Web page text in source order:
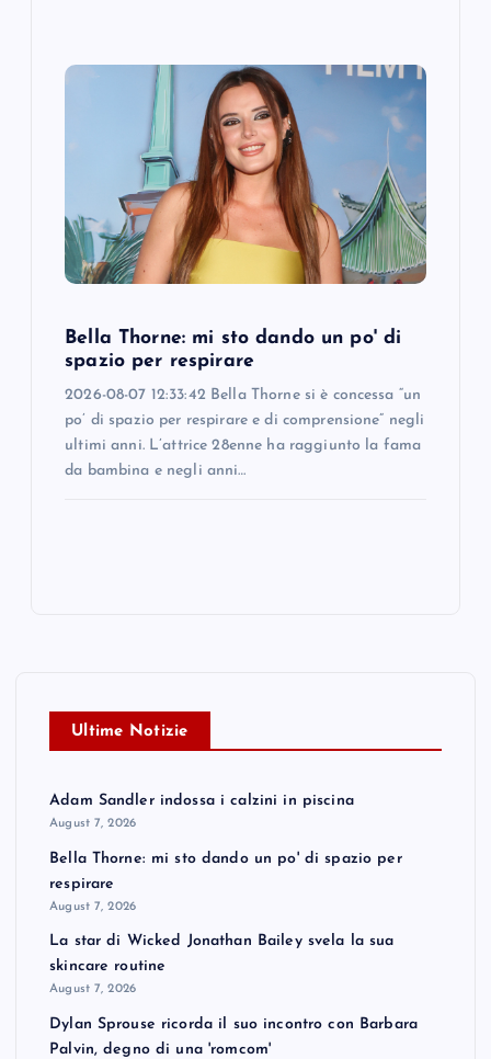
Bella Thorne: mi sto dando un po' di
spazio per respirare
2026-08-07 12:33:42 Bella Thorne si è concessa “un
po’ di spazio per respirare e di comprensione” negli
ultimi anni. L’attrice 28enne ha raggiunto la fama
da bambina e negli anni…
Ultime Notizie
Adam Sandler indossa i calzini in piscina
August 7, 2026
Bella Thorne: mi sto dando un po' di spazio per
respirare
August 7, 2026
La star di Wicked Jonathan Bailey svela la sua
skincare routine
August 7, 2026
Dylan Sprouse ricorda il suo incontro con Barbara
Palvin, degno di una 'romcom'